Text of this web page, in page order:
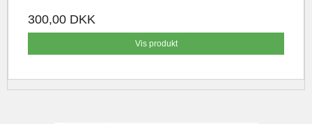
300,00 DKK
Vis produkt